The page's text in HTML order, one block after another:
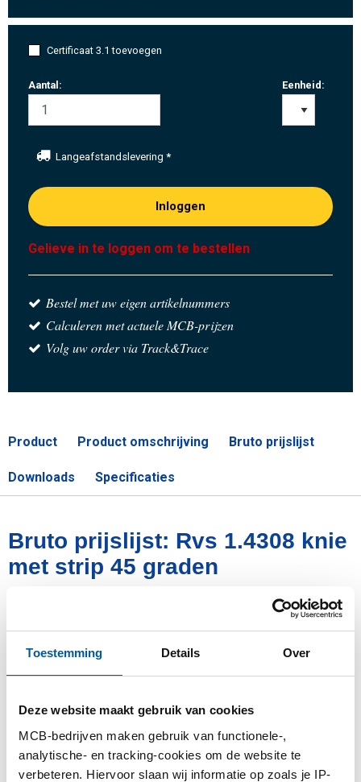
Toestemming Details Over
Deze website maakt gebruik van cookies
MCB-bedrijven maken gebruik van functionele-,
analytische- en tracking-cookies om de website te
verbeteren. Hiervoor slaan wij informatie op zoals je IP-
Certificaat 3.1 toevoegen
Aantal: Eenheid:
Langeafstandslevering*
Inloggen
Gelieve in te loggen om te bestellen
Bestel met uw eigen artikelnummers
Calculeren met actuele MCB-prijzen
Volg uw order via Track&Trace
Product Product omschrijving Bruto prijslijst
Downloads Specificaties
Bruto prijslijst: Rvs 1.4308 knie
met strip 45 graden
Prijzen in Euro per: 0
Artikelnummer
1.4308 knie met strip 45 graden 1/2In
0,10
Bruto prijs